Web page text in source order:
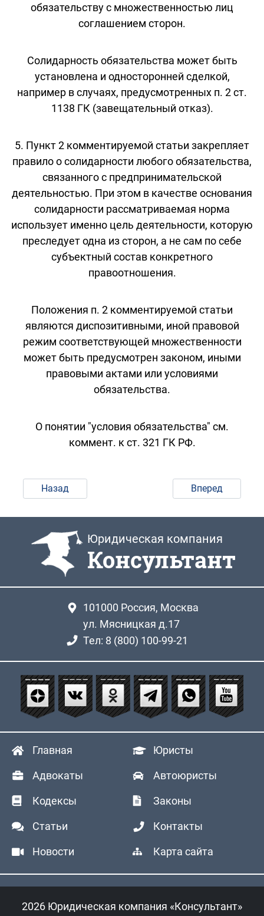
обязательству с множественностью лиц
соглашением сторон.
Солидарность обязательства может быть
установлена и односторонней сделкой,
например в случаях, предусмотренных п. 2 ст.
1138 ГК (завещательный отказ).
5. Пункт 2 комментируемой статьи закрепляет
правило о солидарности любого обязательства,
связанного с предпринимательской
деятельностью. При этом в качестве основания
солидарности рассматриваемая норма
использует именно цель деятельности, которую
преследует одна из сторон, а не сам по себе
субъектный состав конкретного
правоотношения.
Положения п. 2 комментируемой статьи
являются диспозитивными, иной правовой
режим соответствующей множественности
может быть предусмотрен законом, иными
правовыми актами или условиями
обязательства.
О понятии "условия обязательства" см.
коммент. к ст. 321 ГК РФ.
Назад Вперед
Юридическая компания
Консультант
101000 Россия, Москва
ул. Мясницкая д.17
Тел: 8 (800) 100-99-21
Главная Юристы
Адвокаты Автоюристы
Кодексы Законы
Статьи Контакты
Новости Карта сайта
2026 Юридическая компания «Консультант»